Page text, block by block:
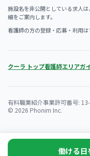
施設名を非公開としている求人
細をご案内します。
看護師の方の登録・応募・利用は
クーラ トップ看護師エリアガ
有料職業紹介事業許可番号:
© 2026 Phonim Inc.
働ける日